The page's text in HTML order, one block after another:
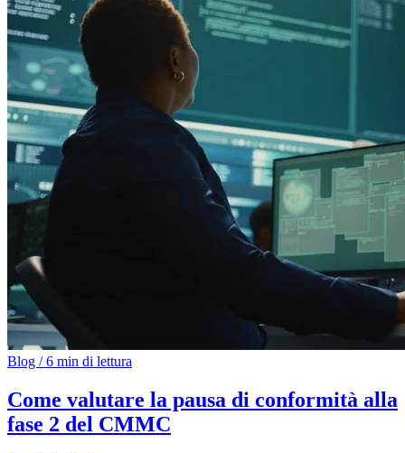
Blog /6 min di lettura
Come valutare la pausa di conformità alla
fase 2 del CMMC